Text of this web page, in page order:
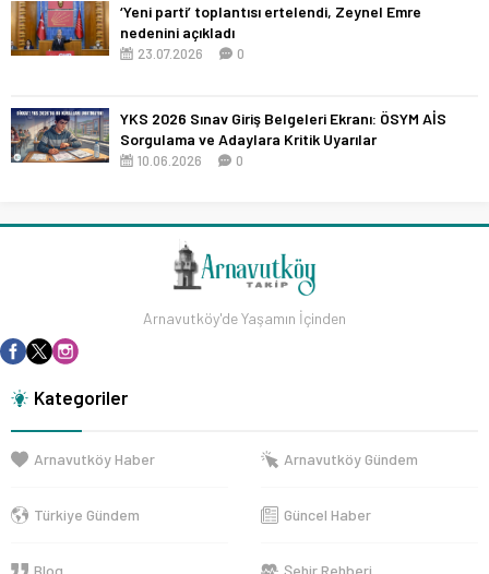
‘Yeni parti’ toplantısı ertelendi, Zeynel Emre
nedenini açıkladı
23.07.2026 0
YKS 2026 Sınav Giriş Belgeleri Ekranı: ÖSYM AİS
Sorgulama ve Adaylara Kritik Uyarılar
10.06.2026 0
Arnavutköy'de Yaşamın İçinden
Kategoriler
Arnavutköy Haber Arnavutköy Gündem
Türkiye Gündem Güncel Haber
Blog Şehir Rehberi